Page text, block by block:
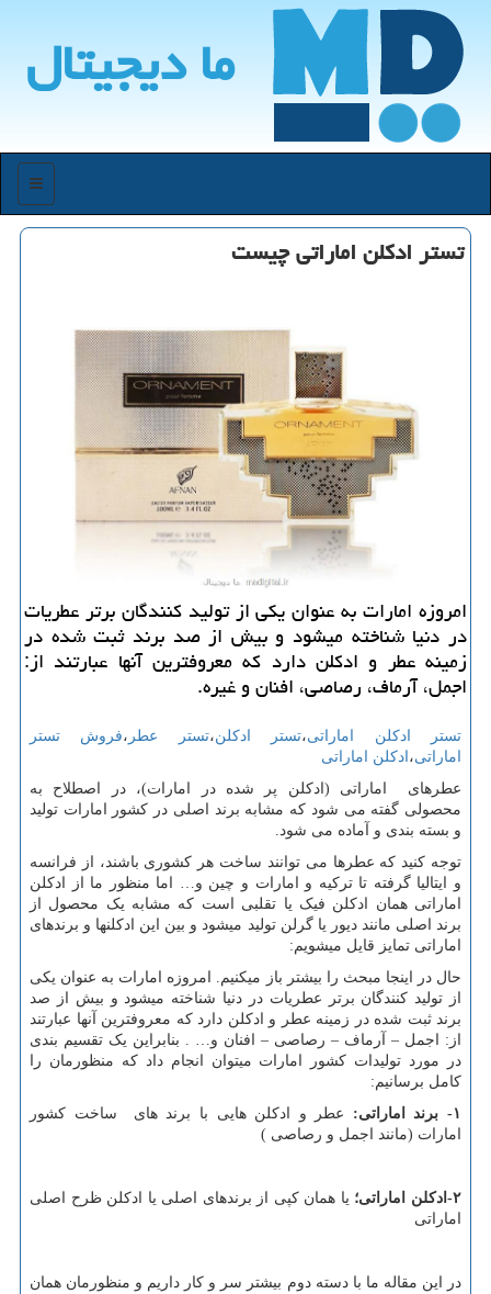
ما دیجیتال
منو
تستر ادكلن اماراتی چیست
امروزه امارات به عنوان یكی از تولید كنندگان برتر عطریات
در دنیا شناخته میشود و بیش از صد برند ثبت شده در
زمینه عطر و ادكلن دارد كه معروفترین آنها عبارتند از:
اجمل، آرماف، رصاصی، افنان و غیره.
تستر ادکلن اماراتی،تستر ادکلن،تستر عطر ،فروش تستر
اماراتی، ادکلن اماراتی
عطرهای اماراتی (ادکلن پر شده در امارات)، در اصطلاح به
محصولی گفته می شود که مشابه برند اصلی در کشور امارات تولید
و بسته بندی و آماده می شود.
توجه کنید که عطرها می توانند ساخت هر کشوری باشند، از فرانسه
و ایتالیا گرفته تا ترکیه و امارات و چین و… اما منظور ما از ادکلن
اماراتی همان ادکلن فیک یا تقلبی است که مشابه یک محصول از
برند اصلی مانند دیور یا گرلن تولید میشود و بین این ادکلنها و برندهای
اماراتی تمایز قایل میشویم:
حال در اینجا مبحث را بیشتر باز میکنیم. امروزه امارات به عنوان یکی
از تولید کنندگان برتر عطریات در دنیا شناخته میشود و بیش از صد
برند ثبت شده در زمینه عطر و ادکلن دارد که معروفترین آنها عبارتند
از: اجمل – آرماف – رصاصی – افنان و… . بنابراین یک تقسیم بندی
در مورد تولیدات کشور امارات میتوان انجام داد که منظورمان را
کامل برسانیم:
۱- برند اماراتی:
عطر و ادکلن هایی با برند های ساخت کشور
امارات (مانند اجمل و رصاصی )
۲-ادکلن اماراتی؛
یا همان کپی از برندهای اصلی یا ادکلن ظرح اصلی
اماراتی
در این مقاله ما با دسته دوم بیشتر سر و کار داریم و منظورمان همان